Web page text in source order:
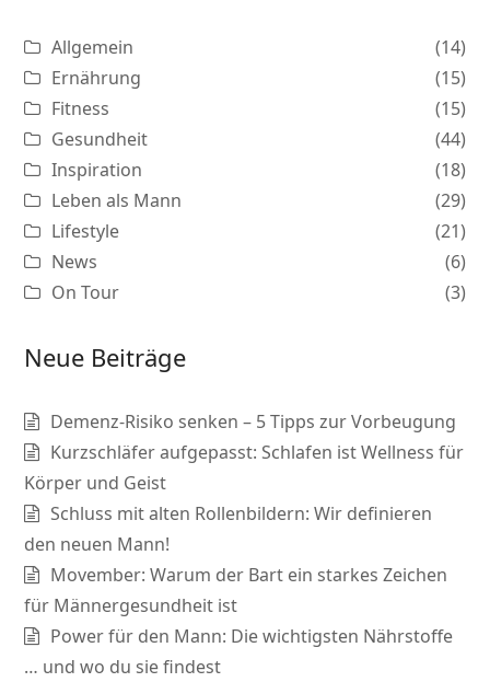
Allgemein
(14)
Ernährung
(15)
Fitness
(15)
Gesundheit
(44)
Inspiration
(18)
Leben als Mann
(29)
Lifestyle
(21)
News
(6)
On Tour
(3)
Neue Beiträge
Demenz-Risiko senken – 5 Tipps zur Vorbeugung
Kurzschläfer aufgepasst: Schlafen ist Wellness für
Körper und Geist
Schluss mit alten Rollenbildern: Wir definieren
den neuen Mann!
Movember: Warum der Bart ein starkes Zeichen
für Männergesundheit ist
Power für den Mann: Die wichtigsten Nährstoffe
… und wo du sie findest